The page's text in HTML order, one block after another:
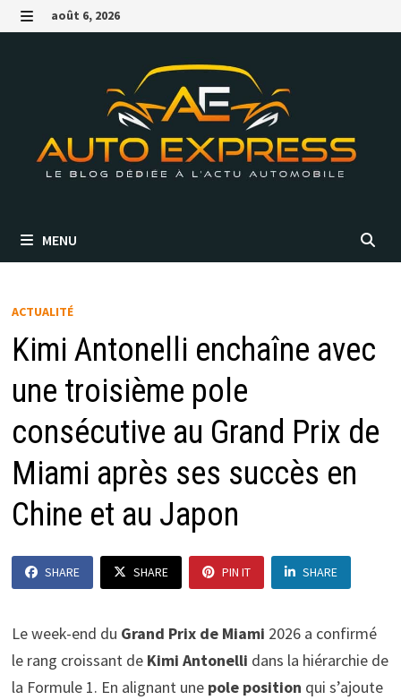
Passer
au MENU
août 6, 2026
MENU
ACTUALITÉ
Kimi Antonelli enchaîne avec
une troisième pole
consécutive au Grand Prix de
Miami après ses succès en
Chine et au Japon
SHARE SHARE PIN IT SHARE
Le week-end du Grand Prix de Miami 2026 a confirmé
le rang croissant de Kimi Antonelli dans la hiérarchie de
la Formule 1. En alignant une pole position qui s’ajoute